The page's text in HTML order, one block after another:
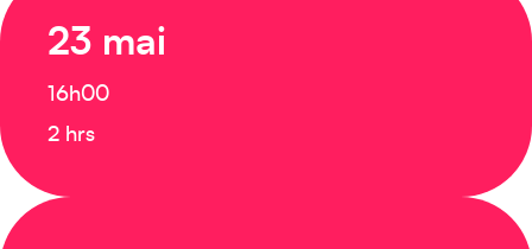
23 mai
16h00
2 hrs